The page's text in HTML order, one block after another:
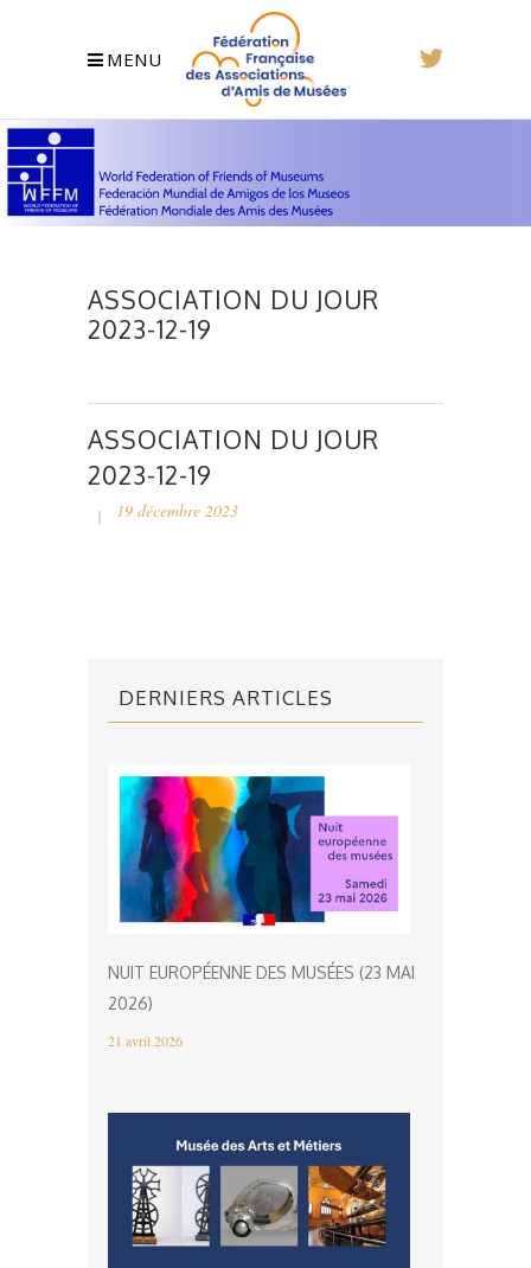
MENU
ASSOCIATION DU JOUR
2023-12-19
ASSOCIATION DU JOUR
2023-12-19
19 décembre 2023
DERNIERS ARTICLES
NUIT EUROPÉENNE DES MUSÉES (23 MAI
2026)
21 avril 2026